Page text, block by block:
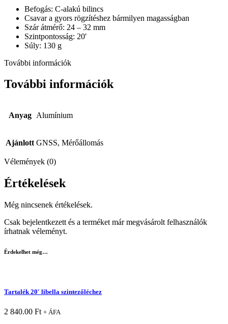
Befogás: C-alakú bilincs
Csavar a gyors rögzítéshez bármilyen magasságban
Szár átmérő: 24 – 32 mm
Szintpontosság: 20′
Súly: 130 g
További információk
További információk
Anyag Alumínium
Ajánlott GNSS, Mérőállomás
Vélemények (0)
Értékelések
Még nincsenek értékelések.
Csak bejelentkezett és a terméket már megvásárolt felhasználók
írhatnak véleményt.
Érdekelhet még…
Tartalék 20′ libella szintezőléchez
2 840.00 Ft + ÁFA